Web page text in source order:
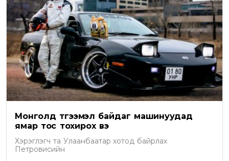
Монголд түгээмэл байдаг машинуудад
ямар тос тохирох вэ
Хэрэглэгч та Улаанбаатар хотод байрлах
Петровисийн